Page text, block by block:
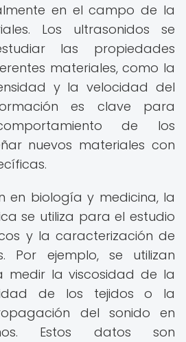
en el campo de la
Los ultrasonidos se
las propiedades
materiales, como la
y la velocidad del
es clave para
de los
nuevos materiales con
en biología y medicina, la
se utiliza para el estudio
y la caracterización de
Por ejemplo, se utilizan
medir la viscosidad de la
de los tejidos o la
del sonido en
Estos datos son